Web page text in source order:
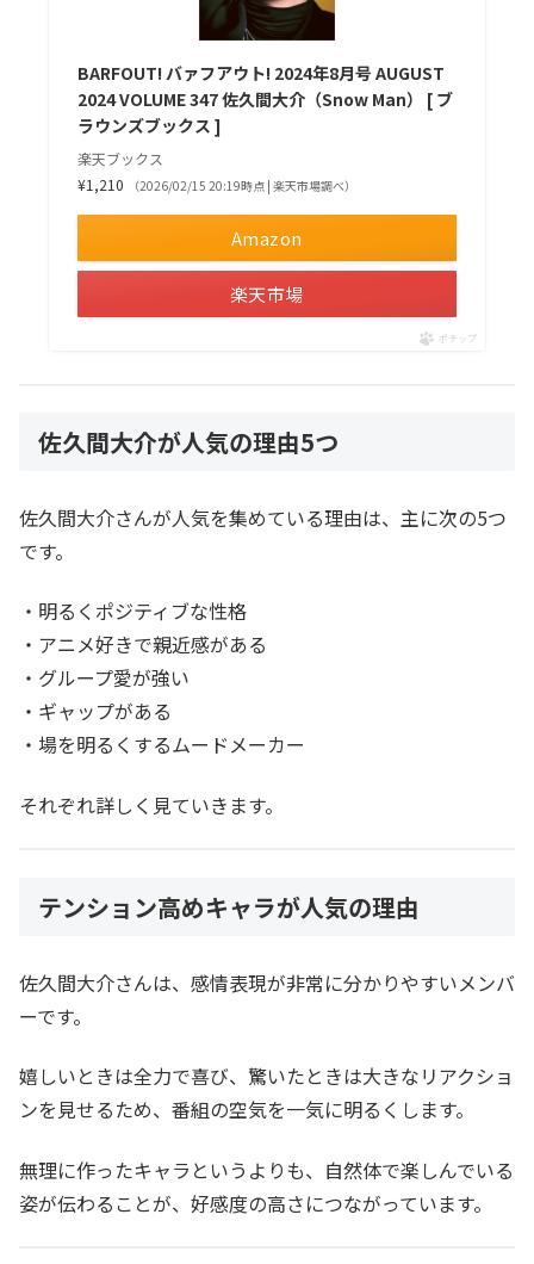
BARFOUT! バァフアウト! 2024年8月号 AUGUST
2024 VOLUME 347 佐久間大介（Snow Man） [ ブ
ラウンズブックス ]
楽天ブックス
¥1,210
（2026/02/15 20:19時点 | 楽天市場調べ）
Amazon
楽天市場
ポチップ
佐久間大介が人気の理由5つ
佐久間大介さんが人気を集めている理由は、主に次の5つ
です。
・明るくポジティブな性格
・アニメ好きで親近感がある
・グループ愛が強い
・ギャップがある
・場を明るくするムードメーカー
それぞれ詳しく見ていきます。
テンション高めキャラが人気の理由
佐久間大介さんは、感情表現が非常に分かりやすいメンバ
ーです。
嬉しいときは全力で喜び、驚いたときは大きなリアクショ
ンを見せるため、番組の空気を一気に明るくします。
無理に作ったキャラというよりも、自然体で楽しんでいる
姿が伝わることが、好感度の高さにつながっています。